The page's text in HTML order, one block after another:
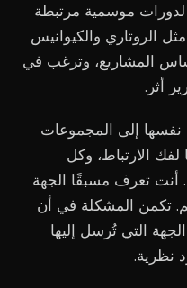
لدورات موسمية مرتبطة
الروتاري والكيوانيس
المشاريع، وترغب في
أثر.
نفسها إلى المجموعات
لفك الارتباط، وكل
أنت تعرف مسبقًا الجهة
تكمن المشكلة في أن
التي تُرسل إليها
نظرية.